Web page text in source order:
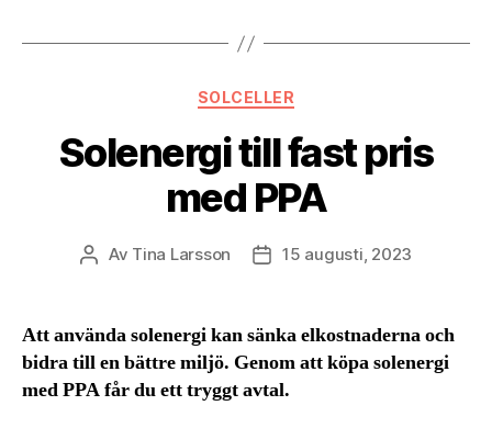
Kategorier
SOLCELLER
Solenergi till fast pris
med PPA
Inläggsförfattare
Av Tina Larsson Inläggsdatum
15 augusti, 2023
Att använda solenergi kan sänka elkostnaderna och
bidra till en bättre miljö. Genom att köpa solenergi
med PPA får du ett tryggt avtal.